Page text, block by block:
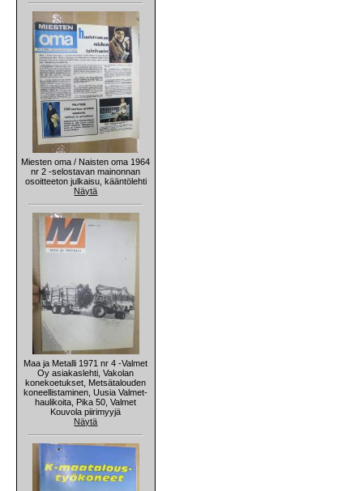
Miesten oma / Naisten oma 1964
nr 2 -selostavan mainonnan
osoitteeton julkaisu, kääntölehti
Näytä
Maa ja Metalli 1971 nr 4 -Valmet
Oy asiakaslehti, Vakolan
konekoetukset, Metsätalouden
koneellistaminen, Uusia Valmet-
haulikoita, Pika 50, Valmet
Kouvola piirimyyjä
Näytä